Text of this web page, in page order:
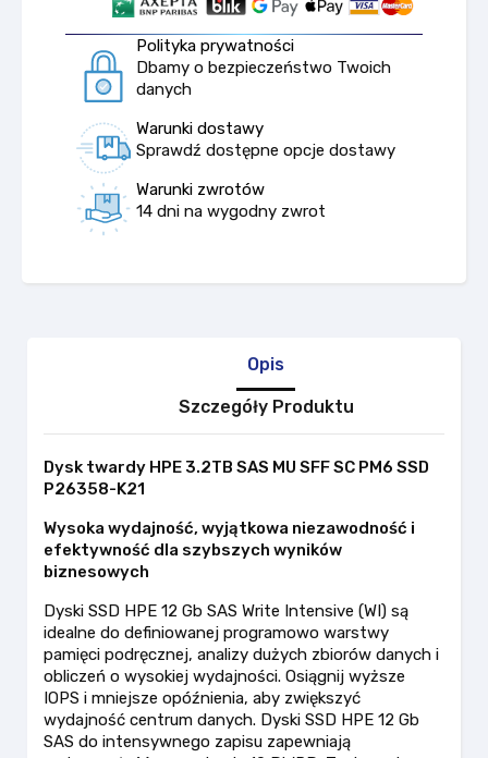
Polityka prywatności
Dbamy o bezpieczeństwo Twoich
danych
Warunki dostawy
Sprawdź dostępne opcje dostawy
Warunki zwrotów
14 dni na wygodny zwrot
Opis
Szczegóły Produktu
Dysk twardy HPE 3.2TB SAS MU SFF SC PM6 SSD
P26358-K21
Wysoka wydajność, wyjątkowa niezawodność i
efektywność dla szybszych wyników
biznesowych
Dyski SSD HPE 12 Gb SAS Write Intensive (WI) są
idealne do definiowanej programowo warstwy
pamięci podręcznej, analizy dużych zbiorów danych i
obliczeń o wysokiej wydajności. Osiągnij wyższe
IOPS i mniejsze opóźnienia, aby zwiększyć
wydajność centrum danych. Dyski SSD HPE 12 Gb
SAS do intensywnego zapisu zapewniają